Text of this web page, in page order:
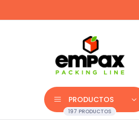
PRODUCTOS
197 PRODUCTOS